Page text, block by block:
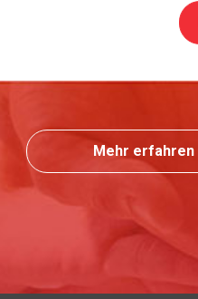
Mehr erfahren